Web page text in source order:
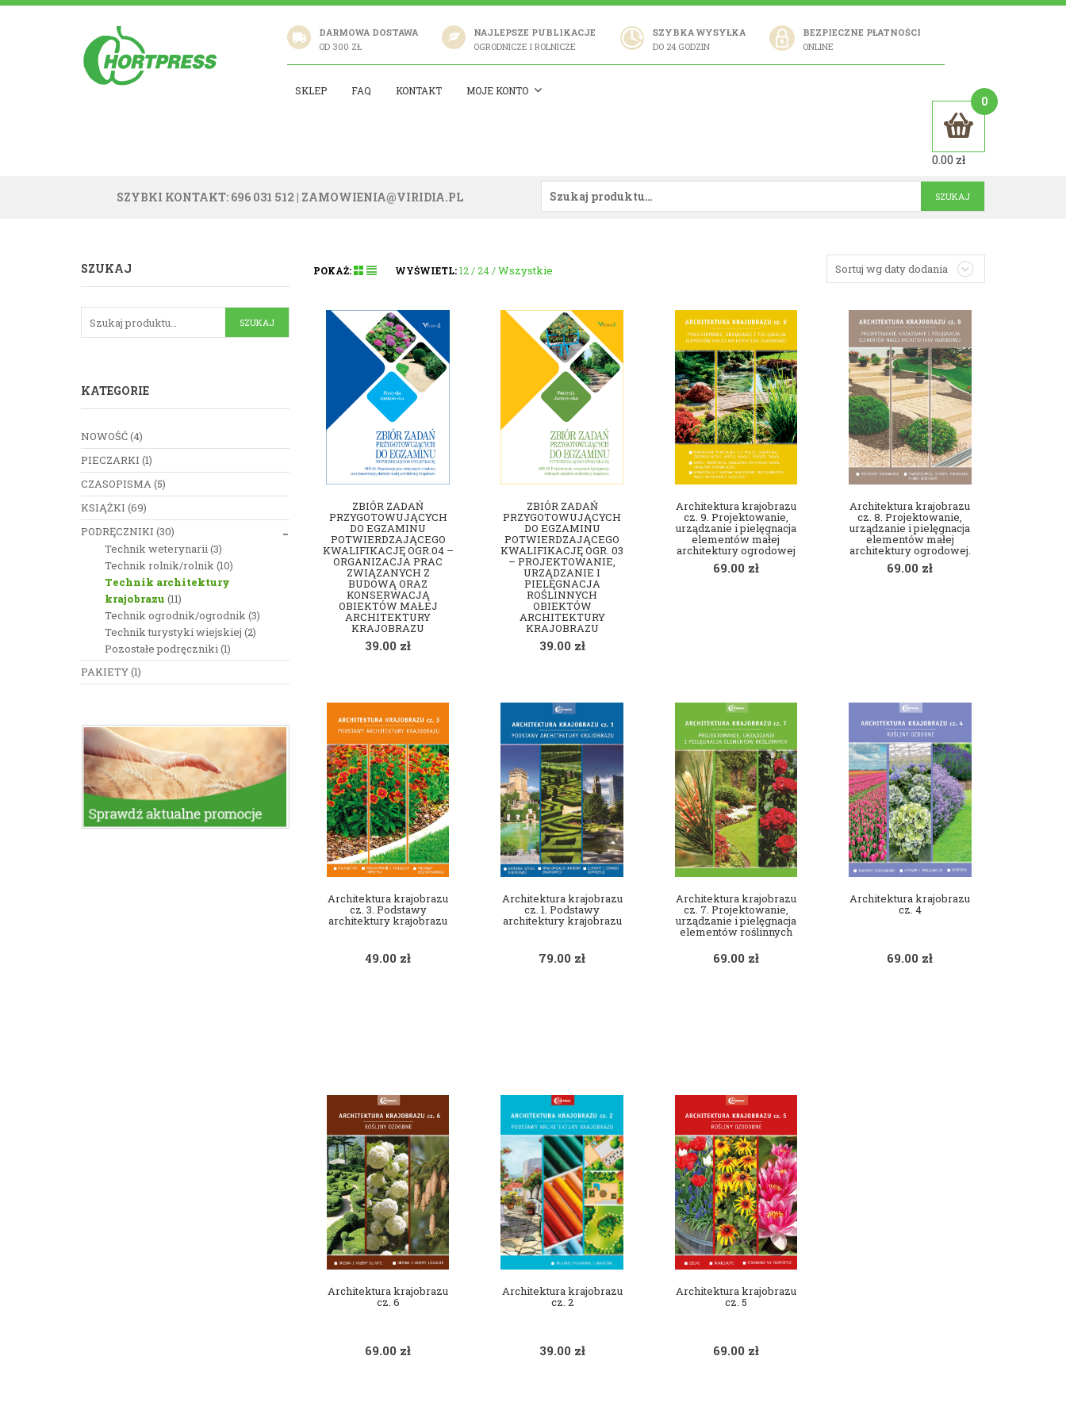
DARMOWA DOSTAWA
OD 300 ZŁ
NAJLEPSZE PUBLIKACJE
OGRODNICZE I ROLNICZE
SZYBKA WYSYŁKA
DO 24 GODZIN
BEZPIECZNE PŁATNOŚCI
ONLINE
SKLEP FAQ KONTAKT MOJE KONTO
0
0.00 zł
SZYBKI KONTAKT: 696 031 512 | ZAMOWIENIA@VIRIDIA.PL
Sortuj wg daty dodania
POKAŻ: WYŚWIETL: 12 24 Wszystkie
ZBIÓR ZADAŃ
PRZYGOTOWUJĄCYCH
DO EGZAMINU
POTWIERDZAJĄCEGO
KWALIFIKACJĘ OGR.04 –
ORGANIZACJA PRAC
ZWIĄZANYCH Z
BUDOWĄ ORAZ
KONSERWACJĄ
OBIEKTÓW MAŁEJ
ARCHITEKTURY
KRAJOBRAZU
39.00 zł
ZBIÓR ZADAŃ
PRZYGOTOWUJĄCYCH
DO EGZAMINU
POTWIERDZAJĄCEGO
KWALIFIKACJĘ OGR. 03
– PROJEKTOWANIE,
URZĄDZANIE I
PIELĘGNACJA
ROŚLINNYCH
OBIEKTÓW
ARCHITEKTURY
KRAJOBRAZU
39.00 zł
Architektura krajobrazu
cz. 9. Projektowanie,
urządzanie i pielęgnacja
elementów małej
architektury ogrodowej
69.00 zł
Architektura krajobrazu
cz. 8. Projektowanie,
urządzanie i pielęgnacja
elementów małej
architektury ogrodowej.
69.00 zł
Architektura krajobrazu
cz. 3. Podstawy
architektury krajobrazu
49.00 zł
Architektura krajobrazu
cz. 1. Podstawy
architektury krajobrazu
79.00 zł
Architektura krajobrazu
cz. 7. Projektowanie,
urządzanie i pielęgnacja
elementów roślinnych
69.00 zł
Architektura krajobrazu
cz. 4
69.00 zł
Architektura krajobrazu
cz. 6
69.00 zł
Architektura krajobrazu
cz. 2
39.00 zł
Architektura krajobrazu
cz. 5
69.00 zł
SZUKAJ
KATEGORIE
NOWOŚĆ(4)
PIECZARKI (1)
CZASOPISMA(5)
KSIĄŻKI (69)
PODRĘCZNIKI (30)
Technik weterynarii(3)
Technik rolnik/rolnik(10)
Technik architektury
krajobrazu (11)
Technik ogrodnik/ogrodnik(3)
Technik turystyki wiejskiej (2)
Pozostałe podręczniki(1)
PAKIETY(1)